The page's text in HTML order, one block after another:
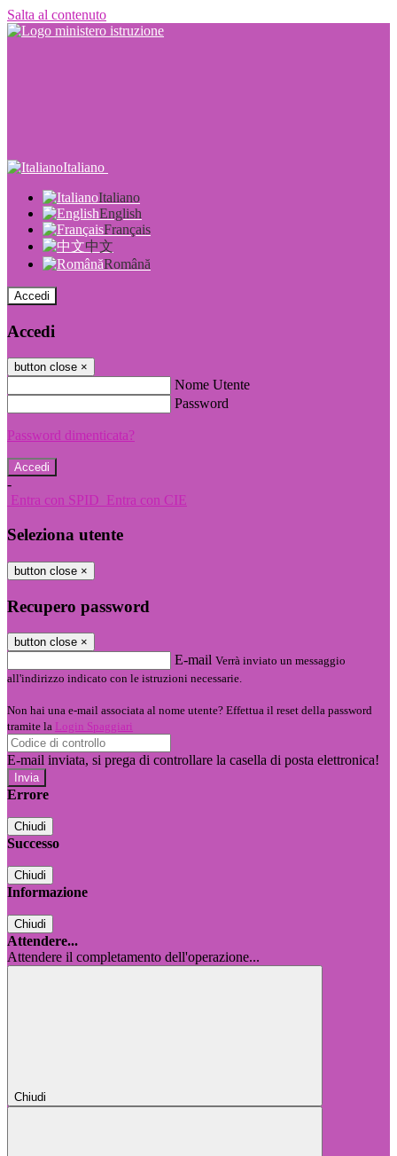
Salta al contenuto
Italiano
Italiano
English
Français
中文
Română
Accedi
Accedi
button close ×
Nome Utente
Password
Password dimenticata?
-
Entra con SPID Entra con CIE
Seleziona utente
button close ×
Recupero password
button close ×
E-mail Verrà inviato un messaggio
all'indirizzo indicato con le istruzioni necessarie.
Non hai una e-mail associata al nome utente? Effettua il reset della password
tramite la Login Spaggiari
E-mail inviata, si prega di controllare la casella di posta elettronica!
Errore
Chiudi
Successo
Chiudi
Informazione
Chiudi
Attendere...
Attendere il completamento dell'operazione...
Chiudi